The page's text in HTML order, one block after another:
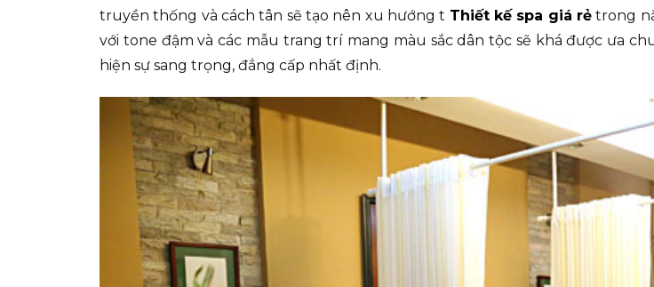
truyền thống và cách tân sẽ tạo nên xu hướng t Thiết kế spa giá rẻ trong
với tone đậm và các mẫu trang trí mang màu sắc dân tộc sẽ khá được ưa
hiện sự sang trọng, đẳng cấp nhất định.